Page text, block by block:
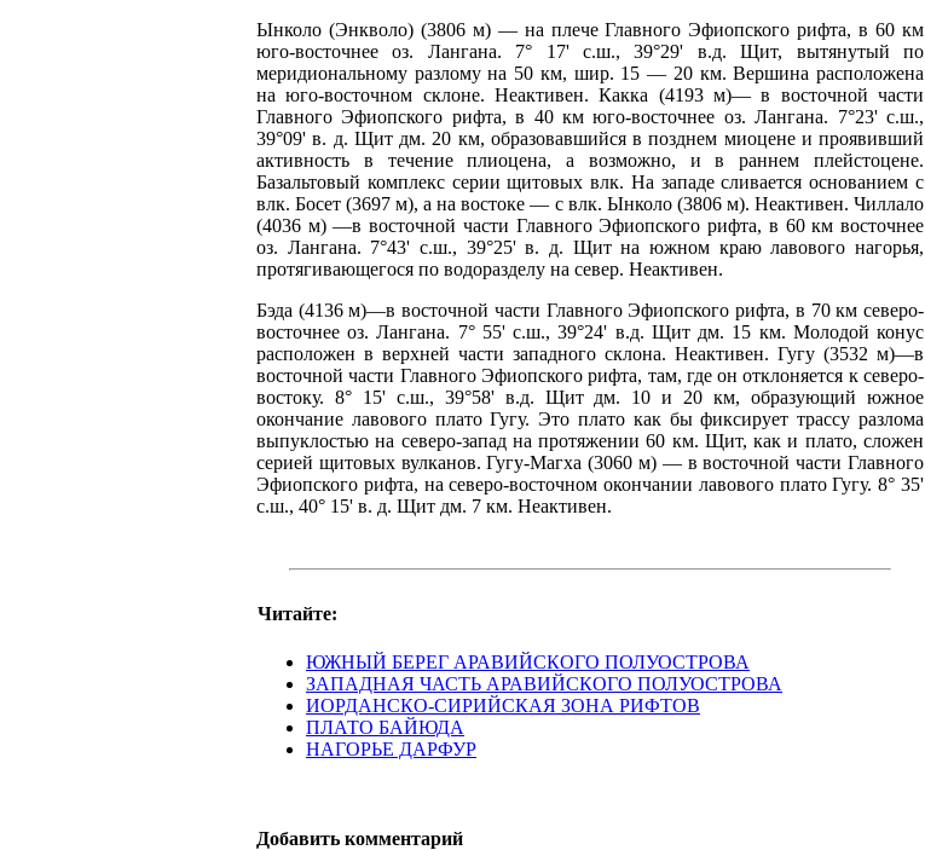
Ынколо (Энкволо) (3806 м) — на плече Главного Эфиопского рифта, в 60 км
юго-восточнее оз. Лангана. 7° 17' с.ш., 39°29' в.д. Щит, вытянутый по
меридиональному разлому на 50 км, шир. 15 — 20 км. Вершина расположена
на юго-восточном склоне. Неактивен. Какка (4193 м)— в восточной части
Главного Эфиопского рифта, в 40 км юго-восточнее оз. Лангана. 7°23' с.ш.,
39°09' в. д. Щит дм. 20 км, образовавшийся в позднем миоцене и проявивший
активность в течение плиоцена, а возможно, и в раннем плейстоцене.
Базальтовый комплекс серии щитовых влк. На западе сливается основанием с
влк. Босет (3697 м), а на востоке — с влк. Ынколо (3806 м). Неактивен. Чиллало
(4036 м) —в восточной части Главного Эфиопского рифта, в 60 км восточнее
оз. Лангана. 7°43' с.ш., 39°25' в. д. Щит на южном краю лавового нагорья,
протягивающегося по водоразделу на север. Неактивен.
Бэда (4136 м)—в восточной части Главного Эфиопского рифта, в 70 км северо-
восточнее оз. Лангана. 7° 55' с.ш., 39°24' в.д. Щит дм. 15 км. Молодой конус
расположен в верхней части западного склона. Неактивен. Гугу (3532 м)—в
восточной части Главного Эфиопского рифта, там, где он отклоняется к северо-
востоку. 8° 15' с.ш., 39°58' в.д. Щит дм. 10 и 20 км, образующий южное
окончание лавового плато Гугу. Это плато как бы фиксирует трассу разлома
выпуклостью на северо-запад на протяжении 60 км. Щит, как и плато, сложен
серией щитовых вулканов. Гугу-Магха (3060 м) — в восточной части Главного
Эфиопского рифта, на северо-восточном окончании лавового плато Гугу. 8° 35'
с.ш., 40° 15' в. д. Щит дм. 7 км. Неактивен.
Читайте:
ЮЖНЫЙ БЕРЕГ АРАВИЙСКОГО ПОЛУОСТРОВА
ЗАПАДНАЯ ЧАСТЬ АРАВИЙСКОГО ПОЛУОСТРОВА
ИОРДАНСКО-СИРИЙСКАЯ ЗОНА РИФТОВ
ПЛАТО БАЙЮДА
НАГОРЬЕ ДАРФУР
Добавить комментарий